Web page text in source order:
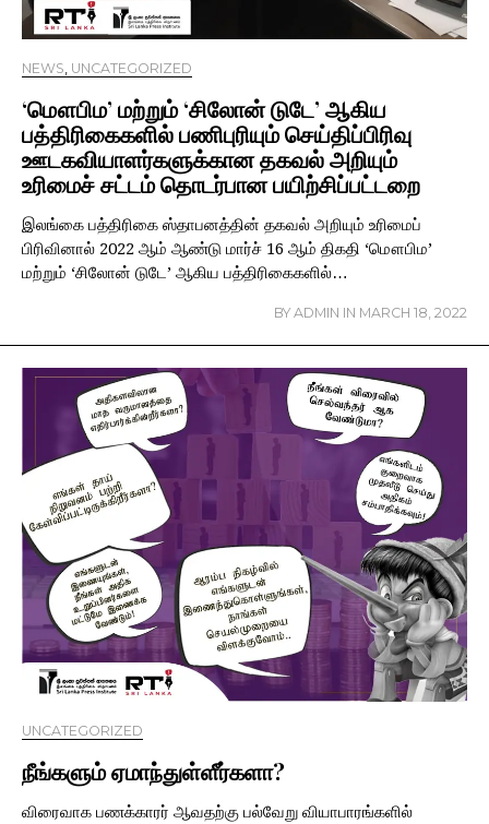
NEWS, UNCATEGORIZED
‘மௌபிம’ மற்றும் ‘சிலோன் டுடே’ ஆகிய
பத்திரிகைகளில் பணிபுரியும் செய்திப்பிரிவு
ஊடகவியாளர்களுக்கான தகவல் அறியும்
உரிமைச் சட்டம் தொடர்பான பயிற்சிப்பட்டறை
இலங்கை பத்திரிகை ஸ்தாபனத்தின் தகவல் அறியும் உரிமைப்
பிரிவினால் 2022 ஆம் ஆண்டு மார்ச் 16 ஆம் திகதி ‘மௌபிம’
மற்றும் ‘சிலோன் டுடே’ ஆகிய பத்திரிகைகளில்…
BY ADMIN IN MARCH 18, 2022
UNCATEGORIZED
நீங்களும் ஏமாந்துள்ளீர்களா?
விரைவாக பணக்காரர் ஆவதற்கு பல்வேறு வியாபாரங்களில்